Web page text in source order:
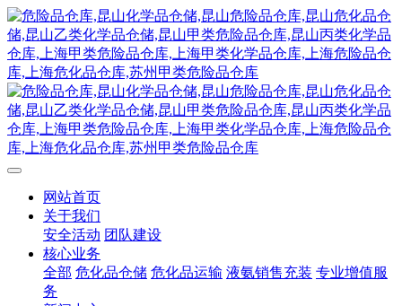
网站首页
关于我们
安全活动 团队建设
核心业务
全部 危化品仓储 危化品运输 液氨销售充装 专业增值服
务